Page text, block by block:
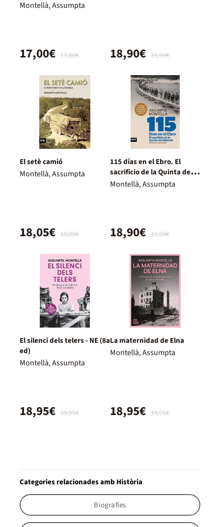
Montellà, Assumpta
17,90€
17,00€ 19,90€
18,90€
El setè camió
Montellà, Assumpta
19,00€
18,05€
115 días en el Ebro. El
sacrificio de la Quinta del
Biberón
Montellà, Assumpta
19,90€
18,90€
El silenci dels telers - NE (8a
ed)
Montellà, Assumpta
19,95€
18,95€
La maternidad de Elna
Montellà, Assumpta
19,95€
18,95€
Categories relacionades amb Història
Biografies